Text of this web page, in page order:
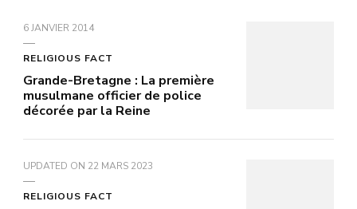
6 JANVIER 2014
RELIGIOUS FACT
Grande-Bretagne : La première
musulmane officier de police
décorée par la Reine
UPDATED ON 22 MARS 2023
RELIGIOUS FACT